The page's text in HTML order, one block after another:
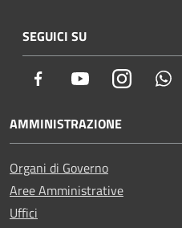
SEGUICI SU
Facebook YoutubeInstagram
AMMINISTRAZIONE
Organi di Governo
Aree Amministrative
Uffici